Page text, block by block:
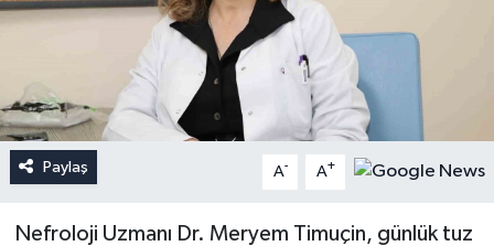
Paylaş A- A+
Nefroloji Uzmanı Dr. Meryem Timuçin, günlük tuz